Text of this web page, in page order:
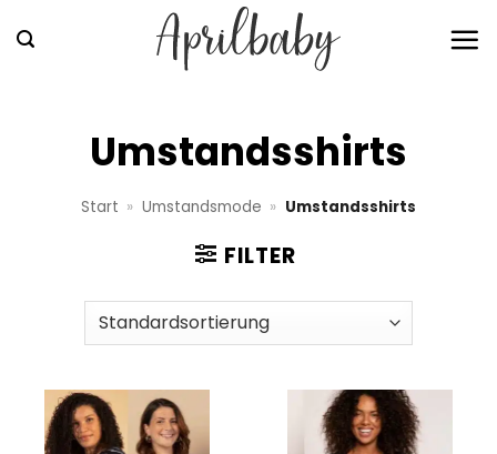
Inhalt
Umstandsshirts
Start » Umstandsmode » Umstandsshirts
FILTER